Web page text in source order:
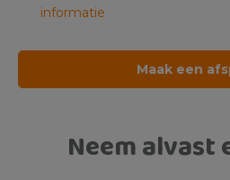
informatie
Neem alvast